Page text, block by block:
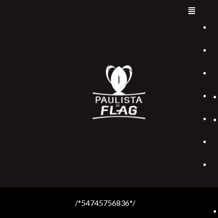
/*54745756836*/